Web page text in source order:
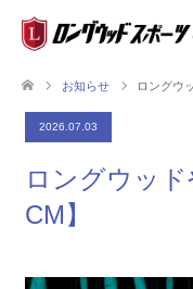
お知らせ ロングウ
2026.07.03
ロングウッ
CM】